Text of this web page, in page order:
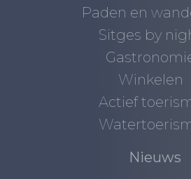
Paden en
Sitges by
Winkelen
Actief
Nieuws